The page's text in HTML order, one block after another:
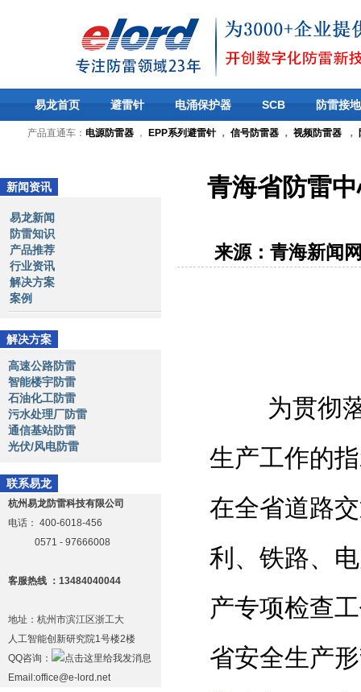
易龙首页 避雷针 电涌保护器 SCB 防雷接地
产品直通车： 电源防雷器 ， EPP系列避雷针， 信号防雷器 ， 视频防雷器 ，
新闻资讯
易龙新闻
防雷知识
产品推荐
行业资讯
解决方案
案例
解决方案
高速公路防雷
智能楼宇防雷
石油化工防雷
污水处理厂防雷
通信基站防雷
光伏/风电防雷
联系易龙
杭州易龙防雷科技有限公司
电话： 400-6018-456
0571 - 97666008
客服热线 ：13484040044
地址：杭州市滨江区浙工大
人工智能创新研究院1号楼2楼
QQ咨询：
Email:office@e-lord.net
青海省防雷
来源：青海新闻
为贯彻
生产工作的
在全省道路
利、铁路、
产专项检查
省安全生产